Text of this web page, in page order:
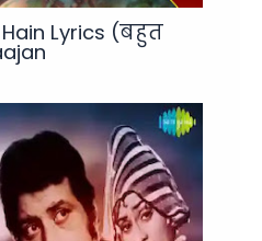
Lyrics (बहुत